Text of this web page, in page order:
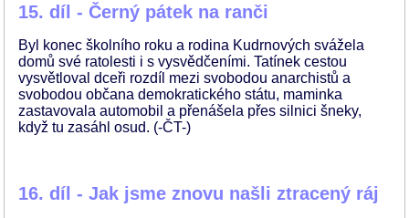
15. díl - Černý pátek na ranči
Byl konec školního roku a rodina Kudrnových svážela
domů své ratolesti i s vysvědčeními. Tatínek cestou
vysvětloval dceři rozdíl mezi svobodou anarchistů a
svobodou občana demokratického státu, maminka
zastavovala automobil a přenášela přes silnici šneky,
když tu zasáhl osud. (-ČT-)
16. díl - Jak jsme znovu našli ztracený ráj